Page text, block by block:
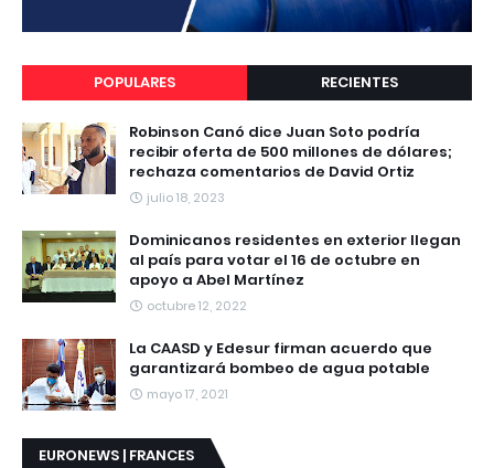
POPULARES RECIENTES
Robinson Canó dice Juan Soto podría
recibir oferta de 500 millones de dólares;
rechaza comentarios de David Ortiz
julio 18, 2023
Dominicanos residentes en exterior llegan
al país para votar el 16 de octubre en
apoyo a Abel Martínez
octubre 12, 2022
La CAASD y Edesur firman acuerdo que
garantizará bombeo de agua potable
mayo 17, 2021
EURONEWS | FRANCES